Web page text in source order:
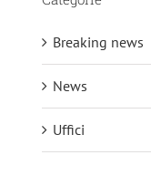
Breaking news
News
Uffici